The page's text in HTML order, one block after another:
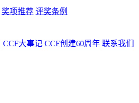
奖项推荐 评奖条例
CCF大事记 CCF创建60周年 联系我们